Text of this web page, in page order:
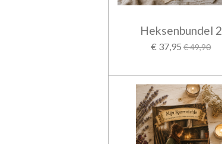
Heksenbundel 2
€ 37,95 € 49,90